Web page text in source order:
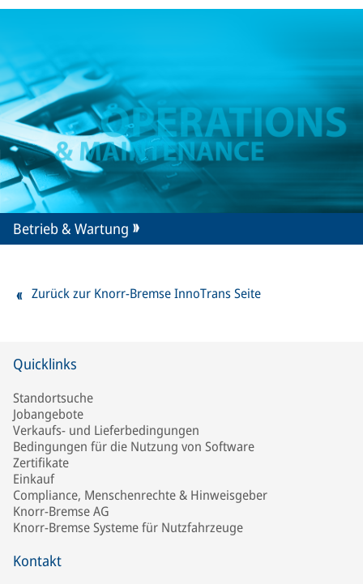
Betrieb & Wartung
Zurück zur Knorr-Bremse InnoTrans Seite
Quicklinks
Standortsuche
Jobangebote
Verkaufs- und Lieferbedingungen
Bedingungen für die Nutzung von Software
Zertifikate
Einkauf
Compliance, Menschenrechte & Hinweisgeber
Knorr-Bremse AG
Knorr-Bremse Systeme für Nutzfahrzeuge
Kontakt